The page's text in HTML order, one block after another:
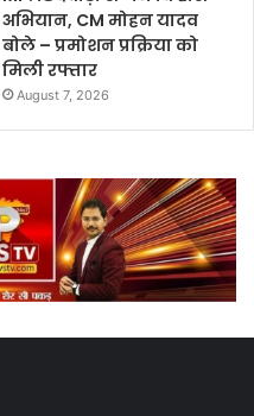
अभियान, CM मोहन यादव
बोले – प्रमोशन प्रक्रिया को
मिली रफ्तार
August 7, 2026